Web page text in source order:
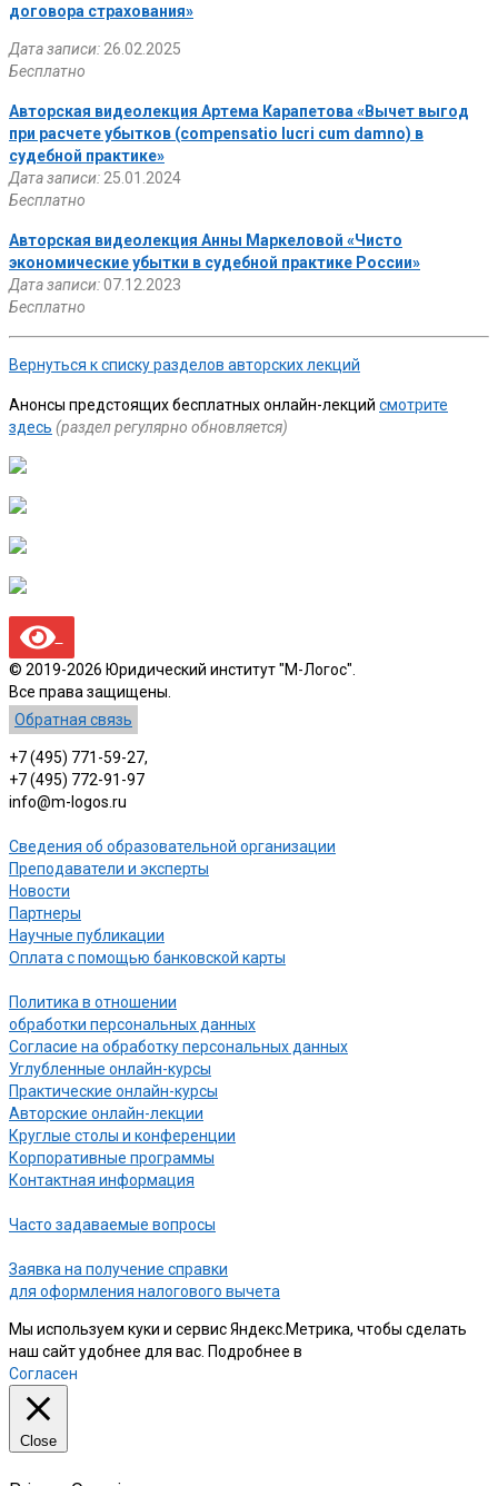
договора страхования»
Дата записи: 26.02.2025
Бесплатно
Авторская видеолекция Артема Карапетова «Вычет выгод
при расчете убытков (compensatio lucri cum damno) в
судебной практике»
Дата записи: 25.01.2024
Бесплатно
Авторская видеолекция Анны Маркеловой «Чисто
экономические убытки в судебной практике России»
Дата записи:07.12.2023
Бесплатно
Вернуться к списку разделов авторских лекций
Анонсы предстоящих бесплатных онлайн-лекций смотрите
здесь (раздел регулярно обновляется)
© 2019-2026 Юридический институт "М-Логос".
Все права защищены.
Обратная связь
+7 (495) 771-59-27,
+7 (495) 772-91-97
info@m-logos.ru
Сведения об образовательной организации
Преподаватели и эксперты
Новости
Партнеры
Научные публикации
Оплата с помощью банковской карты
Политика в отношении
обработки персональных данных
Согласие на обработку персональных данных
Углубленные онлайн-курсы
Практические онлайн-курсы
Авторские онлайн-лекции
Круглые столы и конференции
Корпоративные программы
Контактная информация
Часто задаваемые вопросы
Заявка на получение справки
для оформления налогового вычета
Мы используем куки и сервис Яндекс.Метрика, чтобы сделать
наш сайт удобнее для вас. Подробнее в
Согласен
Close